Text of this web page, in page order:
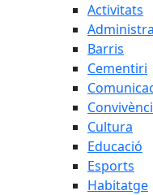
Activitats
Barris
Cementiri
Cultura
Educació
Esports
Habitatge